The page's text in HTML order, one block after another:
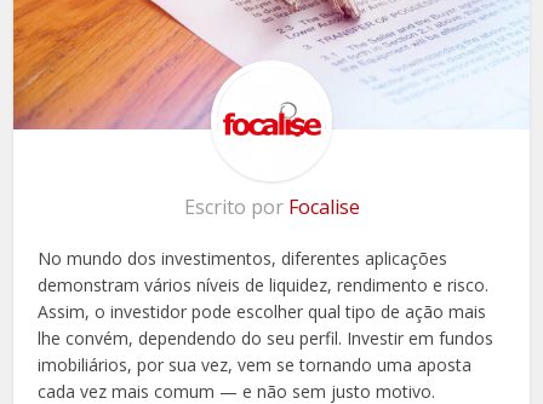
Escrito por Focalise
No mundo dos investimentos, diferentes aplicações
demonstram vários níveis de liquidez, rendimento e risco.
Assim, o investidor pode escolher qual tipo de ação mais
lhe convém, dependendo do seu perfil. Investir em fundos
imobiliários, por sua vez, vem se tornando uma aposta
cada vez mais comum — e não sem justo motivo.